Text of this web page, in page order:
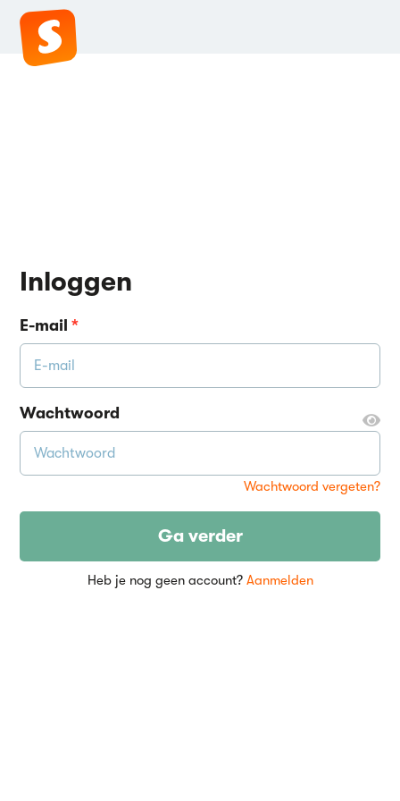
Inloggen
E-mail*
Wachtwoord
Wachtwoord vergeten?
Ga verder
Heb je nog geen account? Aanmelden